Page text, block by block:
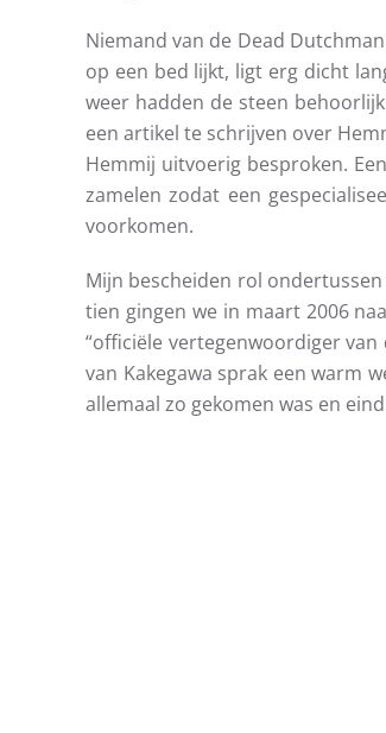
Niemand van de Dead
op een bed lijkt, ligt erg dicht
weer hadden de steen
een artikel te schrijven over
Hemmij uitvoerig besproken.
zamelen zodat een
voorkomen.
Mijn bescheiden rol
tien gingen we in maart 2006
“officiële vertegenwoordiger
van Kakegawa sprak een warm
allemaal zo gekomen was en